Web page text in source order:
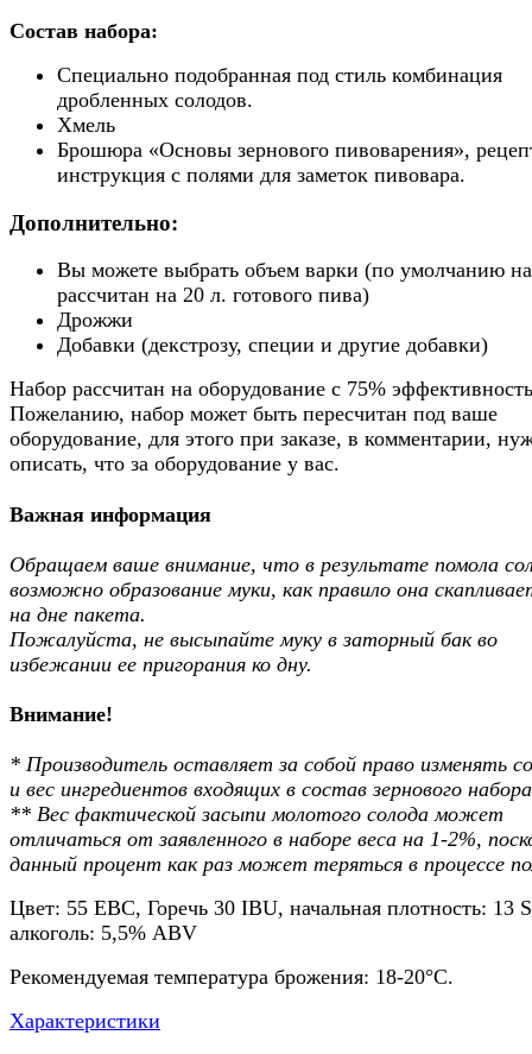
Состав набора:
Специально подобранная под стиль комбинация
дробленных солодов.
Хмель
Брошюра «Основы зернового пивоварения»,
инструкция с полями для заметок пивовара.
Дополнительно:
Вы можете выбрать объем варки (по умолчанию
рассчитан на 20 л. готового пива)
Дрожжи
Добавки (декстрозу, специи и другие добавки)
Набор рассчитан на оборудование с 75%
Пожеланию, набор может быть пересчитан под ваше
оборудование, для этого при заказе, в комментарии,
описать, что за оборудование у вас.
Важная информация
Обращаем ваше внимание, что в результате помола
возможно образование муки, как правило она
на дне пакета.
Пожалуйста, не высыпайте муку в заторный бак во
избежании ее пригорания ко дну.
Внимание!
* Производитель оставляет за собой право изменять
и вес ингредиентов входящих в состав зернового
** Вес фактической засыпи молотого солода может
отличаться от заявленного в наборе веса на 1-2%,
данный процент как раз может теряться в процессе
Цвет: 55 EBC, Горечь 30 IBU, начальная плотность: 13
алкоголь: 5,5% ABV
Рекомендуемая температура брожения: 18-20°C.
Характеристики